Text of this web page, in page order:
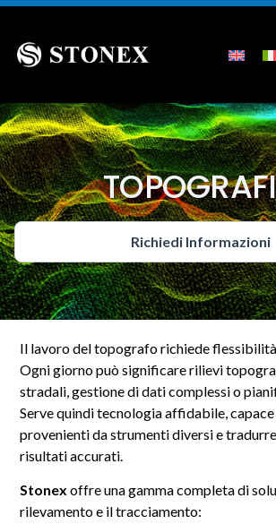
Richiedi Informazioni
Il lavoro del topografo richiede
Ogni giorno può significare rilievi
stradali, gestione di dati complessi o
Serve quindi tecnologia affidabile,
provenienti da strumenti diversi e
risultati accurati.
Stonex offre una gamma completa di
rilevamento e il tracciamento: